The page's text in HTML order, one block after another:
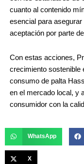
cuanto al contenido
esencial para
aceptación por parte
Con estas acciones,
crecimiento sostenible
consumo de palta
en el mercado local, y
consumidor con la
WhatsApp
X